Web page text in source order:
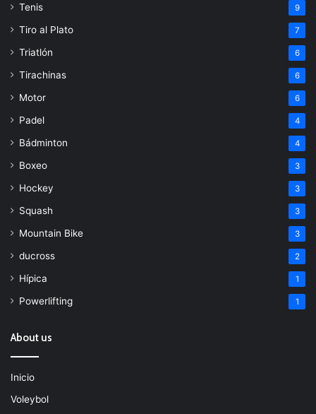
Tenis 9
Tiro al Plato 7
Triatlón 6
Tirachinas 6
Motor 6
Padel 4
Bádminton 4
Boxeo 3
Hockey 3
Squash 3
Mountain Bike 3
ducross 2
Hípica 1
Powerlifting 1
About us
Inicio
Voleybol